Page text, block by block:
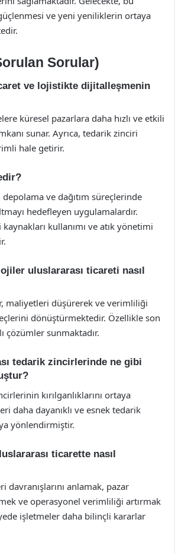
ve yeni yeniliklerin ortaya
Sorular)
ve lojistikte dijitalleşmenin
küresel pazarlara daha hızlı ve etkili
sunar. Ayrıca, tedarik zinciri
hale getirir.
depolama ve dağıtım süreçlerinde
hedefleyen uygulamalardır.
kullanımı ve atık yönetimi
uluslararası ticareti nasıl
maliyetleri düşürerek ve verimliliği
dönüştürmektedir. Özellikle son
çözümler sunmaktadır.
tedarik zincirlerinde ne gibi
kırılganlıklarını ortaya
daha dayanıklı ve esnek tedarik
yönlendirmiştir.
ticarette nasıl
davranışlarını anlamak, pazar
ve operasyonel verimliliği artırmak
işletmeler daha bilinçli kararlar